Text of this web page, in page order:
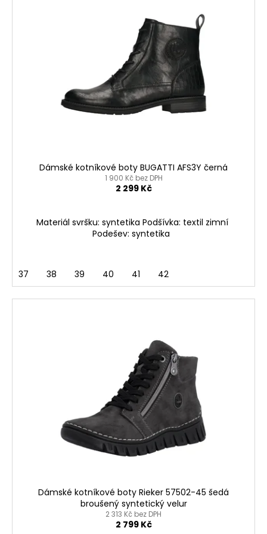
Dámské kotníkové boty BUGATTI AFS3Y černá
1 900 Kč bez DPH
2 299 Kč
Materiál svršku: syntetika Podšívka: textil zimní
Podešev: syntetika
37 38 39 40 41 42
Dámské kotníkové boty Rieker 57502-45 šedá
broušený syntetický velur
2 313 Kč bez DPH
2 799 Kč